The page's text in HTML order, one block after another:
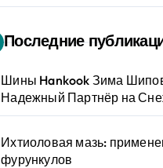
Последние
Шины Hankook Зима
Надежный Партнёр на
Ихтиоловая мазь:
фурункулов